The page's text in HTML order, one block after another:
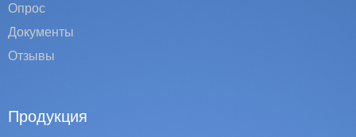
Опрос
Документы
Отзывы
Продукция